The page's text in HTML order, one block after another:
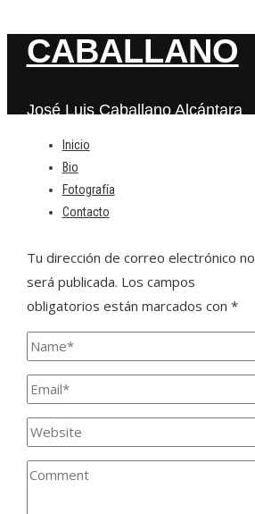
CABALLANO
José Luis Caballano Alcántara
Inicio
Bio
Fotografía
Contacto
Deja una respuesta
Tu dirección de correo electrónico no
será publicada. Los campos
obligatorios están marcados con *